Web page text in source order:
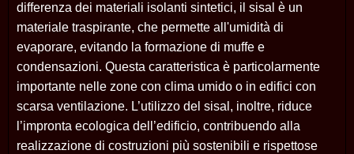
differenza dei materiali isolanti sintetici, il sisal è un
materiale traspirante, che permette all'umidità di
evaporare, evitando la formazione di muffe e
condensazioni. Questa caratteristica è particolarmente
importante nelle zone con clima umido o in edifici con
scarsa ventilazione. L’utilizzo del sisal, inoltre, riduce
l’impronta ecologica dell’edificio, contribuendo alla
realizzazione di costruzioni più sostenibili e rispettose